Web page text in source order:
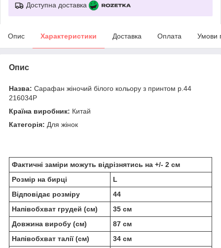
Доступна доставка
Опис Характеристики Доставка Оплата Умови
Опис
Назва: Сарафан жіночий білого кольору з принтом р.44
216034P
Країна виробник: Китай
Категорія: Для жінок
Фактичні заміри можуть відрізнятись на +/- 2 см
Розмір на бирці
L
Відповідає розміру
44
Напівобхват грудей (см)
35 см
Довжина виробу (см)
87 см
Напівобхват талії (см)
34 см